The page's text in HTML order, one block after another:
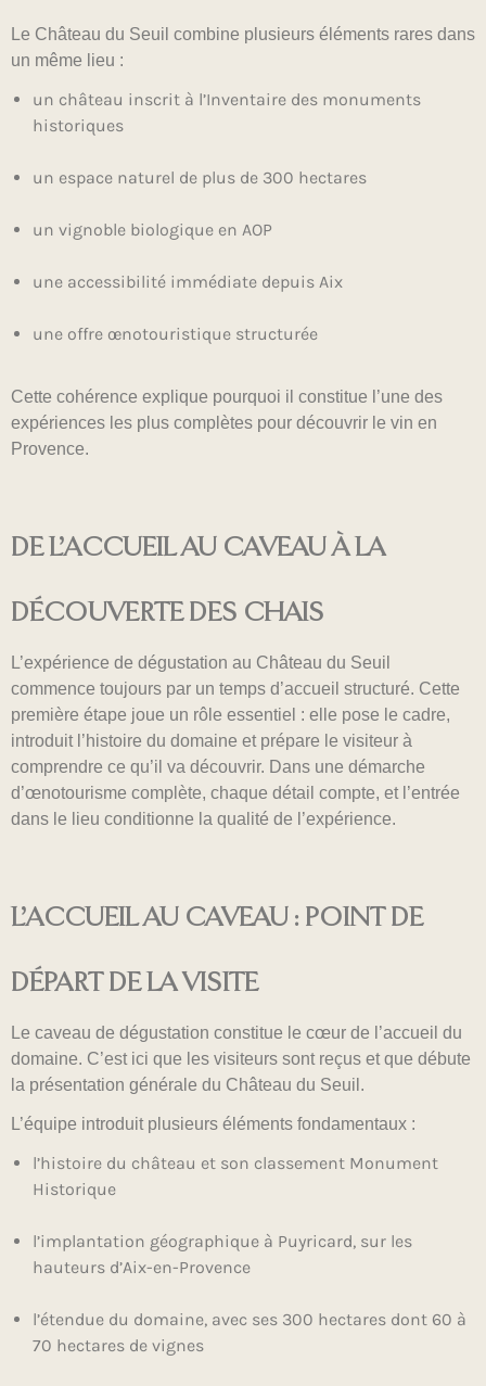
Le Château du Seuil combine plusieurs éléments rares dans
un même lieu :
un château inscrit à l’Inventaire des monuments
historiques
un espace naturel de plus de 300 hectares
un vignoble biologique en AOP
une accessibilité immédiate depuis Aix
une offre œnotouristique structurée
Cette cohérence explique pourquoi il constitue l’une des
expériences les plus complètes pour découvrir le vin en
Provence.
DE L’ACCUEIL AU CAVEAU À LA
DÉCOUVERTE DES CHAIS
L’expérience de dégustation au Château du Seuil
commence toujours par un temps d’accueil structuré. Cette
première étape joue un rôle essentiel : elle pose le cadre,
introduit l’histoire du domaine et prépare le visiteur à
comprendre ce qu’il va découvrir. Dans une démarche
d’œnotourisme complète, chaque détail compte, et l’entrée
dans le lieu conditionne la qualité de l’expérience.
L’ACCUEIL AU CAVEAU : POINT DE
DÉPART DE LA VISITE
Le caveau de dégustation constitue le cœur de l’accueil du
domaine. C’est ici que les visiteurs sont reçus et que débute
la présentation générale du Château du Seuil.
L’équipe introduit plusieurs éléments fondamentaux :
l’histoire du château et son classement Monument
Historique
l’implantation géographique à Puyricard, sur les
hauteurs d’Aix-en-Provence
l’étendue du domaine, avec ses 300 hectares dont 60 à
70 hectares de vignes